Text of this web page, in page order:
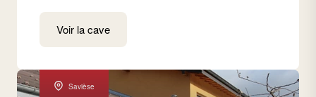
Voir la cave
Savièse